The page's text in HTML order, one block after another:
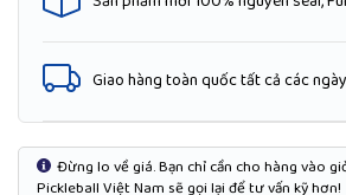
Giao hàng toàn quốc tất cả các
Đừng lo về giá. Bạn chỉ cần cho hàng vào
Pickleball Việt Nam sẽ gọi lại để tư vấn kỹ hơn!